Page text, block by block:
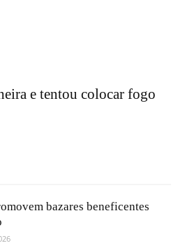
e tentou colocar fogo
bazares beneficentes